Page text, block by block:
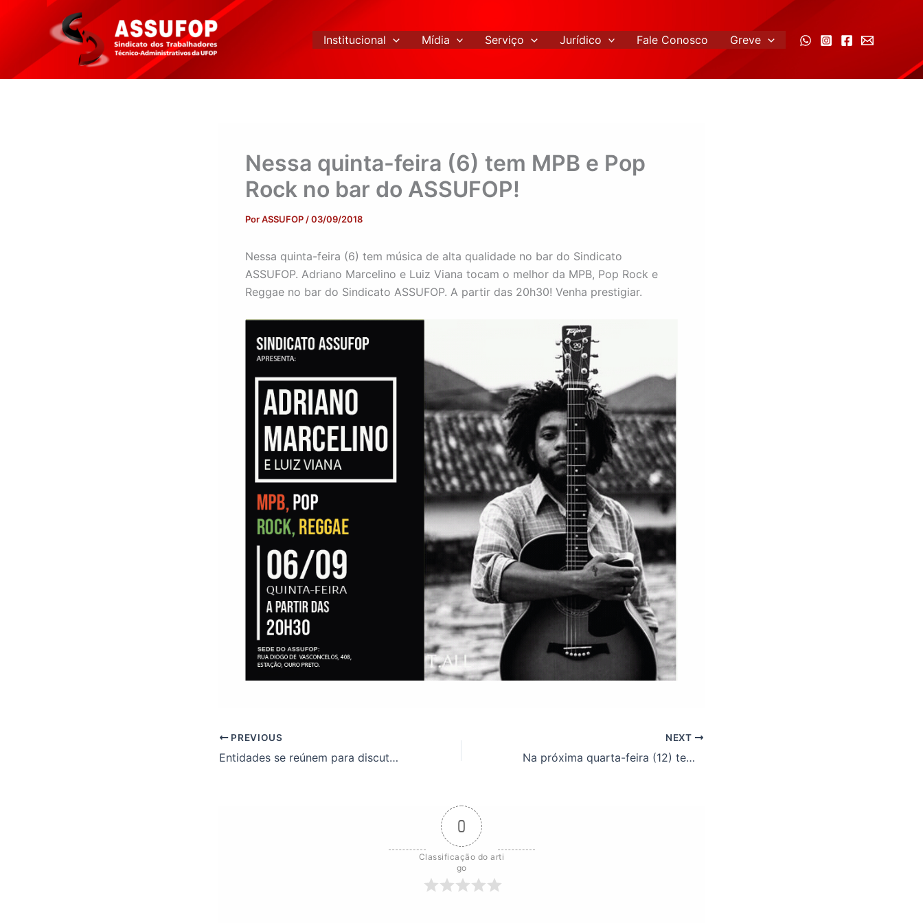
conteúdo
Institucional Mídia Serviço Jurídico Fale Conosco Greve
Nessa quinta-feira (6) tem MPB e Pop
Rock no bar do ASSUFOP!
PorASSUFOP /03/09/2018
Nessa quinta-feira (6) tem música de alta qualidade no bar do Sindicato
ASSUFOP. Adriano Marcelino e Luiz Viana tocam o melhor da MPB, Pop Rock e
Reggae no bar do Sindicato ASSUFOP. A partir das 20h30! Venha prestigiar.
PREVIOUS
Entidades se reúnem para discutir renovação do plano de saúde Unimed
NEXT
Na próxima quarta-feira (12) tem Assembleia do ASSUFOP!
0
Classificação do arti
go